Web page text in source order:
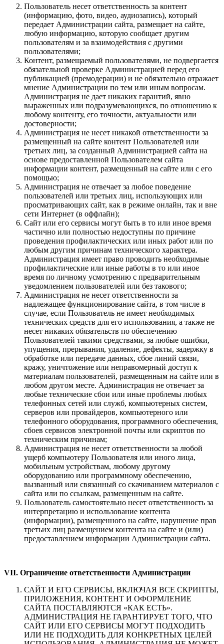
Пользователь несет ответственность за контент
(информацию, фото, видео, аудиозапись), который
передает Администрации сайта, размещает на сайте,
любую информацию, которую сообщает другим
пользователям и за взаимодействия с другими
пользователями;
Контент, размещаемый пользователями, не подвергается
обязательной проверке Администрацией перед его
публикацией (премодерации) и не обязательно отражает
мнение Администрации по тем или иным вопросам.
Администрация не дает никаких гарантий, явно
выраженных или подразумевающихся, по отношению к
любому контенту, его точности, актуальности или
достоверности;
Администрация не несет никакой ответственности за
размещенный на сайте контент Пользователей или
третьих лиц, за созданный Администрацией сайта на
основе предоставленной Пользователем сайта
информации контент, размещенный на сайте или с его
помощью;
Администрация не отвечает за любое поведение
пользователей или третьих лиц, использующих или
просматривающих сайт, как в режиме онлайн, так и вне
сети Интернет (в оффлайн);
Сайт или его сервисы могут быть в то или иное время
частично или полностью недоступны по причине
проведения профилактических или иных работ или по
любым другим причинам технического характера.
Администрация имеет право проводить необходимые
профилактические или иные работы в то или иное
время по личному усмотрению с предварительным
уведомлением пользователей или без такового;
Администрация не несет ответственности за
надлежащее функционирование сайта, в том числе в
случае, если Пользователь не имеет необходимых
технических средств для его использования, а также не
несет никаких обязательств по обеспечению
Пользователей такими средствами, за любые ошибки,
упущения, прерывания, удаление, дефекты, задержку в
обработке или передаче данных, сбое линий связи,
кражу, уничтожение или неправомерный доступ к
материалам пользователей, размещенным на сайте или в
любом другом месте. Администрация не отвечает за
любые технические сбои или иные проблемы любых
телефонных сетей или служб, компьютерных систем,
серверов или провайдеров, компьютерного или
телефонного оборудования, программного обеспечения,
сбоев сервисов электронной почты или скриптов по
техническим причинам;
Администрация не несет ответственности за любой
ущерб компьютеру Пользователя или иного лица,
мобильным устройствам, любому другому
оборудованию или программному обеспечению,
вызванный или связанный со скачиванием материалов с
сайта или по ссылкам, размещенным на сайте.
Пользователь самостоятельно несет ответственность за
интерпретацию и использование контента
(информации), размещенного на сайте, нарушение прав
третьих лиц размещением контента на сайте и (или)
предоставлением информации Администрации сайта.
VII. Ограничение ответственности Администрации
САЙТ И ЕГО СЕРВИСЫ, ВКЛЮЧАЯ ВСЕ СКРИПТЫ,
ПРИЛОЖЕНИЯ, КОНТЕНТ И ОФОРМЛЕНИЕ
САЙТА ПОСТАВЛЯЮТСЯ «КАК ЕСТЬ».
АДМИНИСТРАЦИЯ НЕ ГАРАНТИРУЕТ ТОГО, ЧТО
САЙТ ИЛИ ЕГО СЕРВИСЫ МОГУТ ПОДХОДИТЬ
ИЛИ НЕ ПОДХОДИТЬ ДЛЯ КОНКРЕТНЫХ ЦЕЛЕЙ